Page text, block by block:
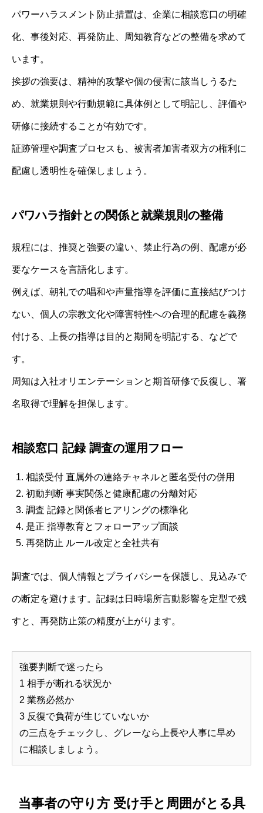
パワーハラスメント防止措置は、企業に相談窓口の明確
化、事後対応、再発防止、周知教育などの整備を求めて
います。
挨拶の強要は、精神的攻撃や個の侵害に該当しうるた
め、就業規則や行動規範に具体例として明記し、評価や
研修に接続することが有効です。
証跡管理や調査プロセスも、被害者加害者双方の権利に
配慮し透明性を確保しましょう。
パワハラ指針との関係と就業規則の整備
規程には、推奨と強要の違い、禁止行為の例、配慮が必
要なケースを言語化します。
例えば、朝礼での唱和や声量指導を評価に直接結びつけ
ない、個人の宗教文化や障害特性への合理的配慮を義務
付ける、上長の指導は目的と期間を明記する、などで
す。
周知は入社オリエンテーションと期首研修で反復し、署
名取得で理解を担保します。
相談窓口 記録 調査の運用フロー
相談受付 直属外の連絡チャネルと匿名受付の併用
初動判断 事実関係と健康配慮の分離対応
調査 記録と関係者ヒアリングの標準化
是正 指導教育とフォローアップ面談
再発防止 ルール改定と全社共有
調査では、個人情報とプライバシーを保護し、見込みで
の断定を避けます。記録は日時場所言動影響を定型で残
すと、再発防止策の精度が上がります。
強要判断で迷ったら
1 相手が断れる状況か
2 業務必然か
3 反復で負荷が生じていないか
の三点をチェックし、グレーなら上長や人事に早め
に相談しましょう。
当事者の守り方 受け手と周囲がとる具